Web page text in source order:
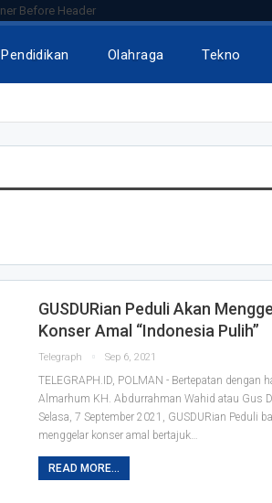
Pendidikan Olahraga Tekno
GUSDURian Peduli Akan
Konser Amal “Indonesia Pulih”
Telegraph Sep 6, 2021
TELEGRAPH.ID, POLMAN - Bertepatan dengan
Almarhum KH. Abdurrahman Wahid atau Gus
Selasa, 7 September 2021, GUSDURian Peduli
menggelar konser amal bertajuk…
READ MORE...